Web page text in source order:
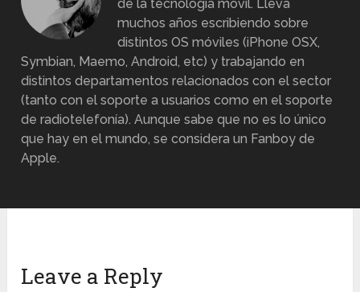
de la tecnología móvil. Lleva
muchos años escribiendo sobre
distintos OS móviles (iPhone OSX,
Symbian, Maemo, Android, etc) y trabajando en
distintos departamentos relacionados con el sector
(tanto con el soporte a usuarios como en el soporte
de radiotelefonía). Aunque sabe que no es lo único
que hay en el mundo, se considera un Fanboy de
Apple.
Leave a Reply